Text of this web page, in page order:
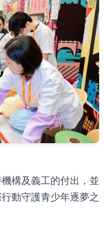
構及義工的付出，並
動守護青少年逐夢之